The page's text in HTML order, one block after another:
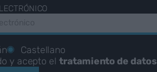
Castellano
y acepto eltratamiento de datos